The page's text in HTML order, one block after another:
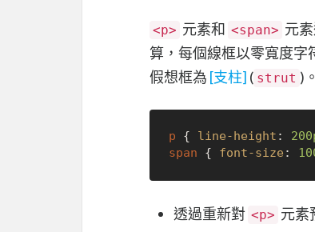
<p> 元素和 <span> 元
算，每個線框以零寬度字
假想框為 [支柱] ( strut )。
p { line-height :
span { font-size :
透過重新對 <p> 元素